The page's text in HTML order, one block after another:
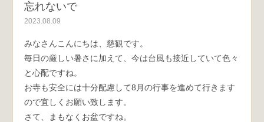
忘れないで
2023.08.09
みなさんこんにちは、慈観です。
毎日の厳しい暑さに加えて、今は台風も接近していて色々
と心配ですね。
お寺も安全には十分配慮して8月の行事を進めて行きます
ので宜しくお願い致します。
さて、まもなくお盆ですね。